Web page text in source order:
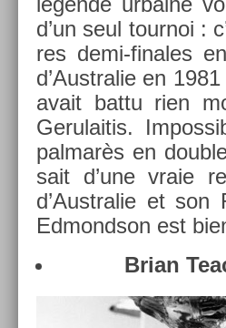
d’un seul tour­noi :
res demi-finales
d’Australie en
avait battu rien
Gerulaitis.
pal­marès en
sait d’une vraie
d’Australie et son
Ed­mondson est
Brian